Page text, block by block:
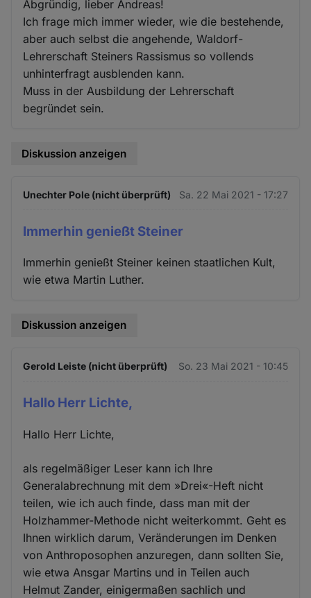
Abgründig, lieber Andreas!
Ich frage mich immer wieder, wie die bestehende,
aber auch selbst die angehende, Waldorf-
Lehrerschaft Steiners Rassismus so vollends
unhinterfragt ausblenden kann.
Muss in der Ausbildung der Lehrerschaft
begründet sein.
Diskussion anzeigen
Unechter Pole (nicht überprüft) Sa. 22 Mai 2021 - 17:27
Immerhin genießt Steiner
Immerhin genießt Steiner keinen staatlichen Kult,
wie etwa Martin Luther.
Diskussion anzeigen
Gerold Leiste (nicht überprüft) So. 23 Mai 2021 - 10:45
Hallo Herr Lichte,
Hallo Herr Lichte,
als regelmäßiger Leser kann ich Ihre
Generalabrechnung mit dem »Drei«-Heft nicht
teilen, wie ich auch finde, dass man mit der
Holzhammer-Methode nicht weiterkommt. Geht es
Ihnen wirklich darum, Veränderungen im Denken
von Anthroposophen anzuregen, dann sollten Sie,
wie etwa Ansgar Martins und in Teilen auch
Helmut Zander, einigermaßen sachlich und